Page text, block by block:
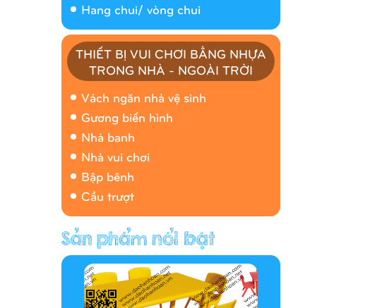
Hang chui/ vòng chui
THIẾT BỊ VUI CHƠI BẰNG NHỰA
TRONG NHÀ - NGOÀI TRỜI
Vách ngăn nhà vệ sinh
Gương biến hình
Nhà banh
Nhà vui chơi
Bập bênh
Cầu trượt
Nhà banh 9H5408
Hàng rào/nhà banh 9H5412